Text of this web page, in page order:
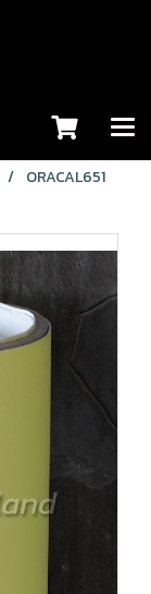
ORACAL651